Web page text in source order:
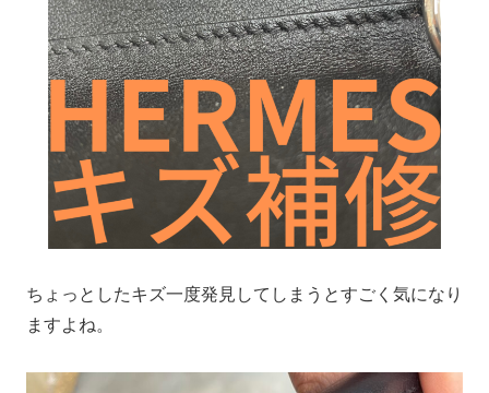
ちょっとしたキズ一度発見してしまうとすごく気になり
ますよね。